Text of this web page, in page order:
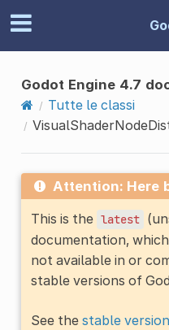
Godot Engine 4.7
Tutte le classi
Attention: Here
This is the latest
documentation,
not available in or
stable versions of
See the stable version